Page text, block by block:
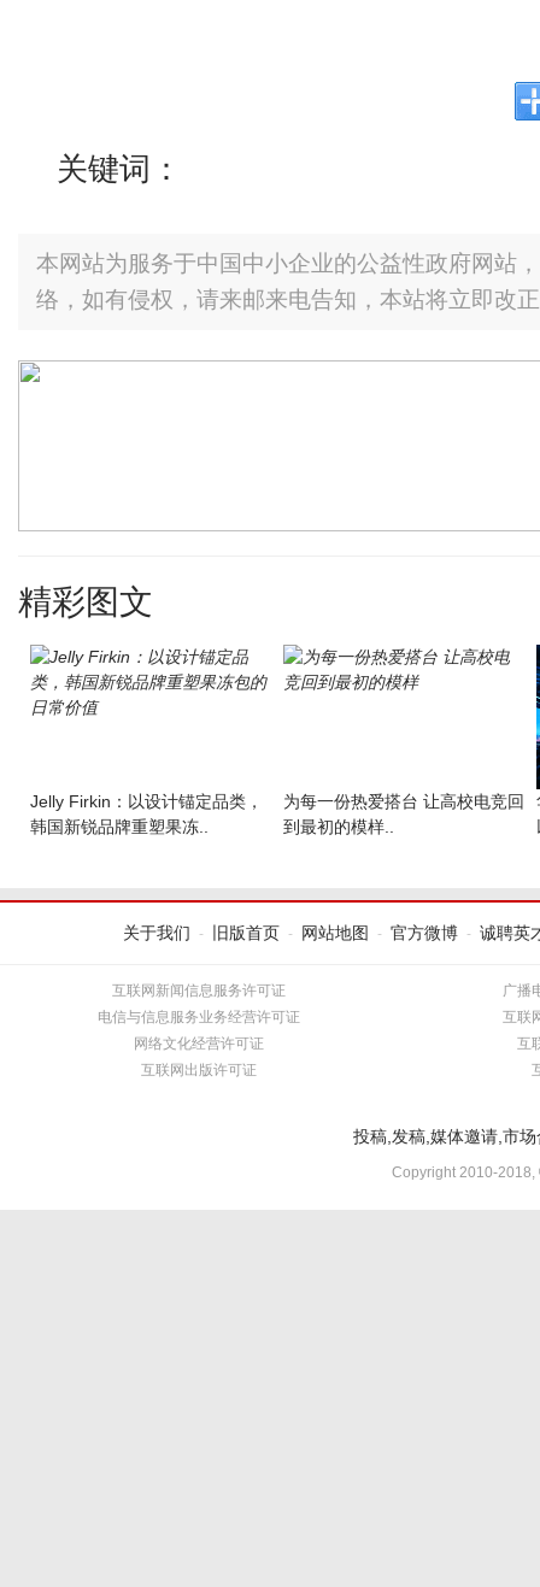
关键词：
本网站为服务于中国中小企业的公益性政府网站
络，如有侵权，请来邮来电告知，本站将立即改
精彩图文
Jelly Firkin：以设计锚定品类，
韩国新锐品牌重塑果冻..
为每一份热爱搭台 让高校电竞回
到最初的模样..
关于我们 - 旧版首页 - 网站地图 - 官方微博 - 诚聘英
互联网新闻信息服务许可证
电信与信息服务业务经营许可证
网络文化经营许可证
互联网出版许可证
广播
互联
互
投稿,发稿,媒体邀请,市
Copyright 2010-2018,